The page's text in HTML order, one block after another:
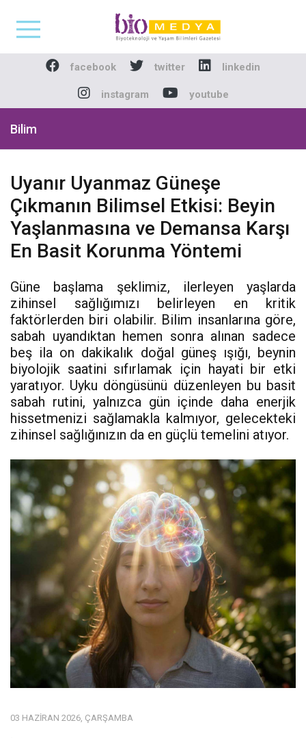
Biomedya -
facebook twitter linkedin
instagram youtube
Bilim
Uyanır Uyanmaz Güneşe
Çıkmanın Bilimsel Etkisi: Beyin
Yaşlanmasına ve Demansa Karşı
En Basit Korunma Yöntemi
Güne başlama şeklimiz, ilerleyen yaşlarda
zihinsel sağlığımızı belirleyen en kritik
faktörlerden biri olabilir. Bilim insanlarına göre,
sabah uyandıktan hemen sonra alınan sadece
beş ila on dakikalık doğal güneş ışığı, beynin
biyolojik saatini sıfırlamak için hayati bir etki
yaratıyor. Uyku döngüsünü düzenleyen bu basit
sabah rutini, yalnızca gün içinde daha enerjik
hissetmenizi sağlamakla kalmıyor, gelecekteki
zihinsel sağlığınızın da en güçlü temelini atıyor.
03 HAZIRAN 2026, ÇARŞAMBA